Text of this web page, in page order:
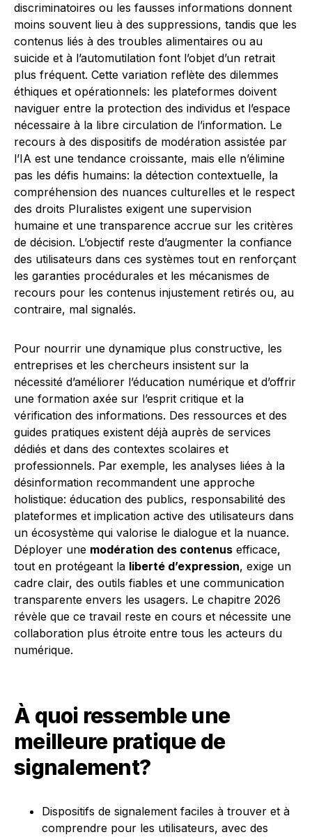
discriminatoires ou les fausses informations donnent
moins souvent lieu à des suppressions, tandis que les
contenus liés à des troubles alimentaires ou au
suicide et à l’automutilation font l’objet d’un retrait
plus fréquent. Cette variation reflète des dilemmes
éthiques et opérationnels: les plateformes doivent
naviguer entre la protection des individus et l’espace
nécessaire à la libre circulation de l’information. Le
recours à des dispositifs de modération assistée par
l’IA est une tendance croissante, mais elle n’élimine
pas les défis humains: la détection contextuelle, la
compréhension des nuances culturelles et le respect
des droits Pluralistes exigent une supervision
humaine et une transparence accrue sur les critères
de décision. L’objectif reste d’augmenter la confiance
des utilisateurs dans ces systèmes tout en renforçant
les garanties procédurales et les mécanismes de
recours pour les contenus injustement retirés ou, au
contraire, mal signalés.
Pour nourrir une dynamique plus constructive, les
entreprises et les chercheurs insistent sur la
nécessité d’améliorer l’éducation numérique et d’offrir
une formation axée sur l’esprit critique et la
vérification des informations. Des ressources et des
guides pratiques existent déjà auprès de services
dédiés et dans des contextes scolaires et
professionnels. Par exemple, les analyses liées à la
désinformation recommandent une approche
holistique: éducation des publics, responsabilité des
plateformes et implication active des utilisateurs dans
un écosystème qui valorise le dialogue et la nuance.
Déployer une modération des contenus efficace,
tout en protégeant la liberté d’expression, exige un
cadre clair, des outils fiables et une communication
transparente envers les usagers. Le chapitre 2026
révèle que ce travail reste en cours et nécessite une
collaboration plus étroite entre tous les acteurs du
numérique.
À quoi ressemble une
meilleure pratique de
signalement?
Dispositifs de signalement faciles à trouver et à
comprendre pour les utilisateurs, avec des